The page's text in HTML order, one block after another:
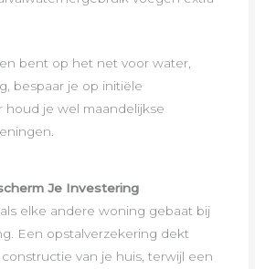
bent op het net voor water,
bespaar je op initiële
houd je wel maandelijkse
Je Investering
elke andere woning gebaat bij
Een opstalverzekering dekt
van je huis, terwijl een